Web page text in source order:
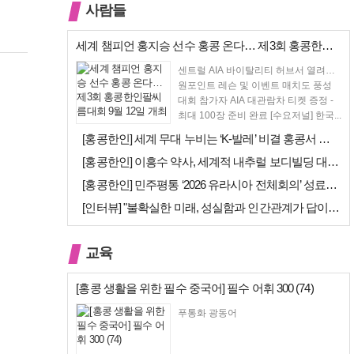
사람들
세계 챔피언 홍지승 선수 홍콩 온다… 제3회 홍콩한인팔씨름대회 9월 12…
센트럴 AIA 바이탈리티 허브서 열려…
원포인트 레슨 및 이벤트 매치도 풍성
대회 참가자 AIA 대관람차 티켓 증정 -
최대 100장 준비 완료 [수요저널] 한국...
[홍콩한인] 세계 무대 누비는 ‘K-발레’ 비결 홍콩서 연다… 정발레스튜…
[홍콩한인] 이흥수 약사, 세계적 내추럴 보디빌딩 대회 WNBF 홍콩서 …
[홍콩한인] 민주평통 ‘2026 유라시아 전체회의’ 성료… 이재명 대통령…
[인터뷰] "불확실한 미래, 성실함과 인간관계가 답이다"… 최강욱 한은 …
교육
[홍콩 생활을 위한 필수 중국어] 필수 어휘 300 (74)
푸통화 광동어